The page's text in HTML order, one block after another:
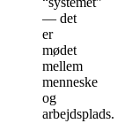
— det
er
mødet
mellem
menneske
og
arbejdsplads.